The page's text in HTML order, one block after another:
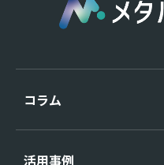
コラム
活用事例